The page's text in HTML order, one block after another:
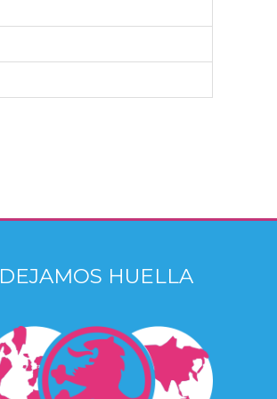
DEJAMOS HUELLA